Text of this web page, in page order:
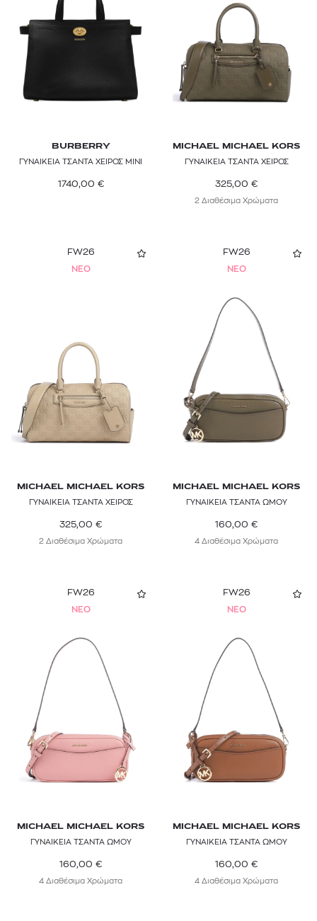
BURBERRY
ΓΥΝΑΙΚΕΙΑ ΤΣΑΝΤΑ ΧΕΙΡΟΣ MINI
1740,00 €
MICHAEL MICHAEL KORS
ΓΥΝΑΙΚΕΙΑ ΤΣΑΝΤΑ ΧΕΙΡΟΣ
325,00 €
2 Διαθέσιμα Χρώματα
FW26
NEO
MICHAEL MICHAEL KORS
ΓΥΝΑΙΚΕΙΑ ΤΣΑΝΤΑ ΧΕΙΡΟΣ
325,00 €
2 Διαθέσιμα Χρώματα
FW26
NEO
MICHAEL MICHAEL KORS
ΓΥΝΑΙΚΕΙΑ ΤΣΑΝΤΑ ΩΜΟΥ
160,00 €
4 Διαθέσιμα Χρώματα
FW26
NEO
MICHAEL MICHAEL KORS
ΓΥΝΑΙΚΕΙΑ ΤΣΑΝΤΑ ΩΜΟΥ
160,00 €
4 Διαθέσιμα Χρώματα
FW26
NEO
MICHAEL MICHAEL KORS
ΓΥΝΑΙΚΕΙΑ ΤΣΑΝΤΑ ΩΜΟΥ
160,00 €
4 Διαθέσιμα Χρώματα